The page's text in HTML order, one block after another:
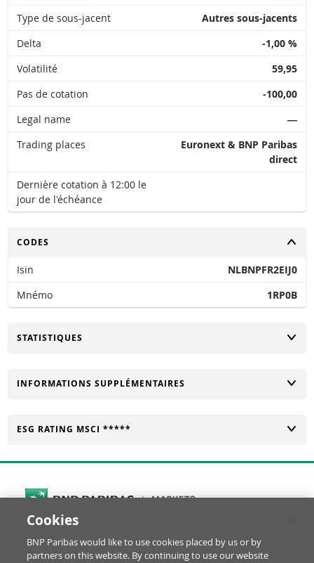
Type de sous-jacent
Autres sous-jacents
Delta
-1,00 %
Volatilité
59,95
Pas de cotation
-100,00
Legal name
―
Trading places
Euronext & BNP Paribas
direct
Dernière cotation à 12:00 le
jour de l'échéance
CHANGER
CODES
Isin
NLBNPFR2EIJ0
Mnémo
1RP0B
CHANGER
STATISTIQUES
CHANGER
INFORMATIONS SUPPLÉMENTAIRES
CHANGER
ESG RATING MSCI *****
Cookies Settings
© BNP Paribas Produits de Bourse 2026
Cookies
BNP Paribas would like to use cookies placed by us or by
partners on this website. By continuing to use our website